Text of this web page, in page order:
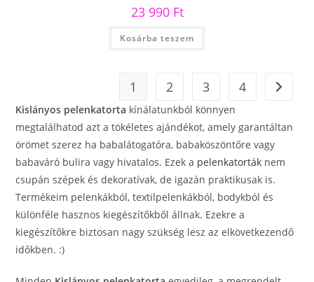
23 990 Ft
Kosárba teszem
1 2 3 4
Kislányos pelenkatorta kínálatunkból könnyen
megtalálhatod azt a tökéletes ajándékot, amely garantáltan
örömet szerez ha babalátogatóra, babaköszöntőre vagy
babaváró bulira vagy hivatalos. Ezek a pelenkatorták nem
csupán szépek és dekoratívak, de igazán praktikusak is.
Termékeim pelenkákból, textilpelenkákból, bodykból és
különféle hasznos kiegészítőkből állnak. Ezekre a
kiegészítőkre biztosan nagy szükség lesz az elkövetkezendő
időkben. :)